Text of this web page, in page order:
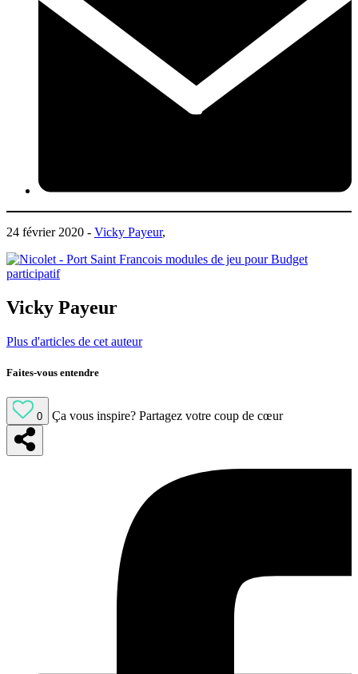
24 février 2020 - Vicky Payeur,
Vicky Payeur
Plus d'articles de cet auteur
Faites-vous entendre
0 Ça vous inspire? Partagez votre coup de cœur